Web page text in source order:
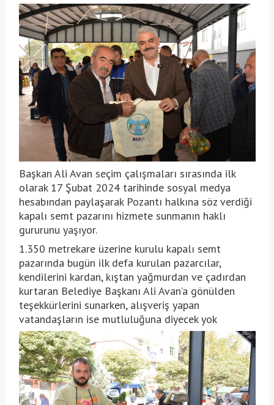
Başkan Ali Avan seçim çalışmaları sırasında ilk
olarak 17 Şubat 2024 tarihinde sosyal medya
hesabından paylaşarak Pozantı halkına söz verdiği
kapalı semt pazarını hizmete sunmanın haklı
gururunu yaşıyor.
1.350 metrekare üzerine kurulu kapalı semt
pazarında bugün ilk defa kurulan pazarcılar,
kendilerini kardan, kıştan yağmurdan ve çadırdan
kurtaran Belediye Başkanı Ali Avan’a gönülden
teşekkürlerini sunarken, alışveriş yapan
vatandaşların ise mutluluğuna diyecek yok